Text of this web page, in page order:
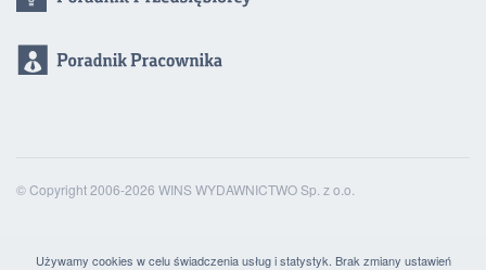
© Copyright 2006-2026 WINS WYDAWNICTWO Sp. z o.o.
Używamy cookies w celu świadczenia usług i statystyk. Brak zmiany ustawień